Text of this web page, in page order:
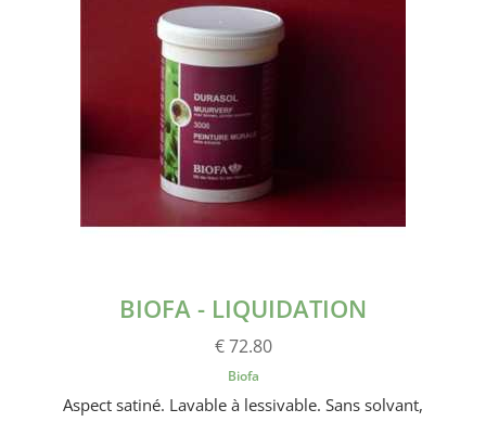
BIOFA - LIQUIDATION
€ 72.80
Biofa
Aspect satiné. Lavable à lessivable. Sans solvant,